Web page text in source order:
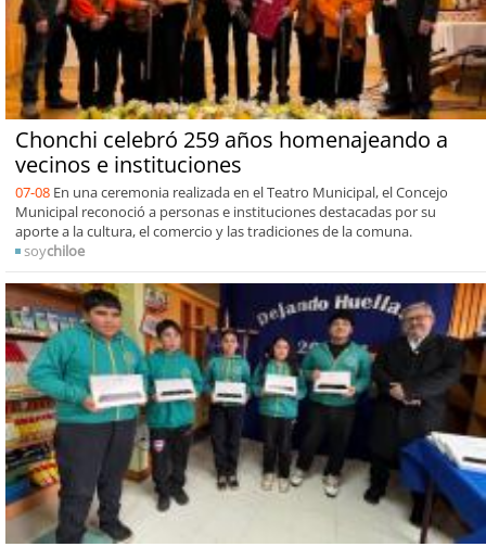
Chonchi celebró 259 años homenajeando a
vecinos e instituciones
07-08 En una ceremonia realizada en el Teatro Municipal, el Concejo
Municipal reconoció a personas e instituciones destacadas por su
aporte a la cultura, el comercio y las tradiciones de la comuna.
soychiloe